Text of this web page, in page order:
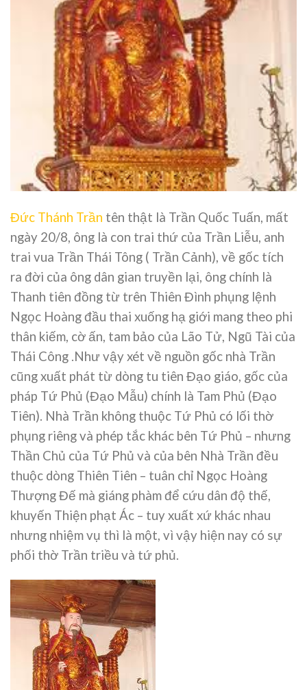
Đức Thánh Trần tên thật là Trần Quốc Tuấn, mất
ngày 20/8, ông là con trai thứ của Trần Liễu, anh
trai vua Trần Thái Tông ( Trần Cảnh), về gốc tích
ra đời của ông dân gian truyền lại, ông chính là
Thanh tiên đồng từ trên Thiên Đình phụng lệnh
Ngọc Hoàng đầu thai xuống hạ giới mang theo phi
thân kiếm, cờ ấn, tam bảo của Lão Tử, Ngũ Tài của
Thái Công .Như vậy xét về nguồn gốc nhà Trần
cũng xuất phát từ dòng tu tiên Đạo giáo, gốc của
pháp Tứ Phủ (Đạo Mẫu) chính là Tam Phủ (Đạo
Tiên). Nhà Trần không thuộc Tứ Phủ có lối thờ
phụng riêng và phép tắc khác bên Tứ Phủ – nhưng
Thần Chủ của Tứ Phủ và của bên Nhà Trần đều
thuộc dòng Thiên Tiên – tuân chỉ Ngọc Hoàng
Thượng Đế mà giáng phàm để cứu dân độ thế,
khuyến Thiện phạt Ác – tuy xuất xứ khác nhau
nhưng nhiệm vụ thì là một, vì vậy hiện nay có sự
phối thờ Trần triều và tứ phủ.